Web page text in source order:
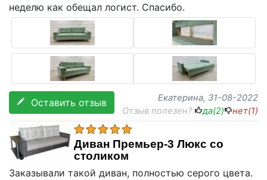
неделю как обещал логист. Спасибо.
Оставить отзыв Екатерина, 31-08-2022
Отзыв полезен?
да(2) нет(1)
Диван Премьер-3 Люкс со
столиком
Заказывали такой диван, полностью серого цвета.